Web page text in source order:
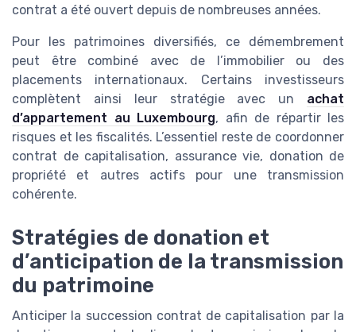
contrat a été ouvert depuis de nombreuses années.
Pour les patrimoines diversifiés, ce démembrement
peut être combiné avec de l’immobilier ou des
placements internationaux. Certains investisseurs
complètent ainsi leur stratégie avec un achat
d’appartement au Luxembourg, afin de répartir les
risques et les fiscalités. L’essentiel reste de coordonner
contrat de capitalisation, assurance vie, donation de
propriété et autres actifs pour une transmission
cohérente.
Stratégies de donation et
d’anticipation de la transmission
du patrimoine
Anticiper la succession contrat de capitalisation par la